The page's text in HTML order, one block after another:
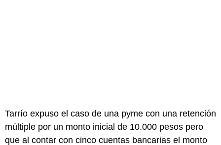
Tarrío expuso el caso de una pyme con una retención
múltiple por un monto inicial de 10.000 pesos pero
que al contar con cinco cuentas bancarias el monto